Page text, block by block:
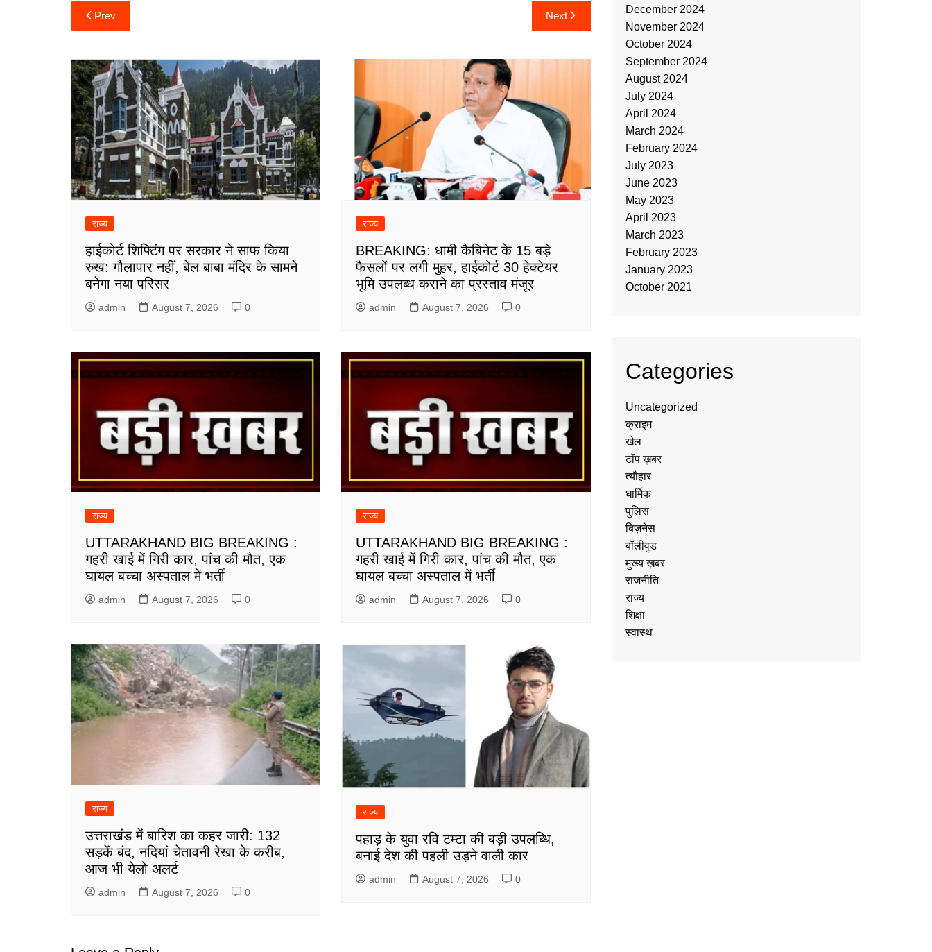
Post
navigation
Prev Next
राज्य
हाईकोर्ट शिफ्टिंग पर सरकार ने साफ किया
रुख: गौलापार नहीं, बेल बाबा मंदिर के सामने
बनेगा नया परिसर
admin August 7, 2026 0
राज्य
BREAKING: धामी कैबिनेट के 15 बड़े
फैसलों पर लगी मुहर, हाईकोर्ट 30 हेक्टेयर
भूमि उपलब्ध कराने का प्रस्ताव मंजूर
admin August 7, 2026 0
राज्य
UTTARAKHAND BIG BREAKING :
गहरी खाई में गिरी कार, पांच की मौत, एक
घायल बच्चा अस्पताल में भर्ती
admin August 7, 2026 0
राज्य
UTTARAKHAND BIG BREAKING :
गहरी खाई में गिरी कार, पांच की मौत, एक
घायल बच्चा अस्पताल में भर्ती
admin August 7, 2026 0
राज्य
उत्तराखंड में बारिश का कहर जारी: 132
सड़कें बंद, नदियां चेतावनी रेखा के करीब,
आज भी येलो अलर्ट
admin August 7, 2026 0
राज्य
पहाड़ के युवा रवि टम्टा की बड़ी उपलब्धि,
बनाई देश की पहली उड़ने वाली कार
admin August 7, 2026 0
December 2024
November 2024
October 2024
September 2024
August 2024
July 2024
April 2024
March 2024
February 2024
July 2023
June 2023
May 2023
April 2023
March 2023
February 2023
January 2023
October 2021
Categories
Uncategorized
क्राइम
खेल
टॉप ख़बर
त्यौहार
धार्मिक
पुलिस
बिज़नेस
बॉलीवुड
मुख्य ख़बर
राजनीति
राज्य
शिक्षा
स्वास्थ